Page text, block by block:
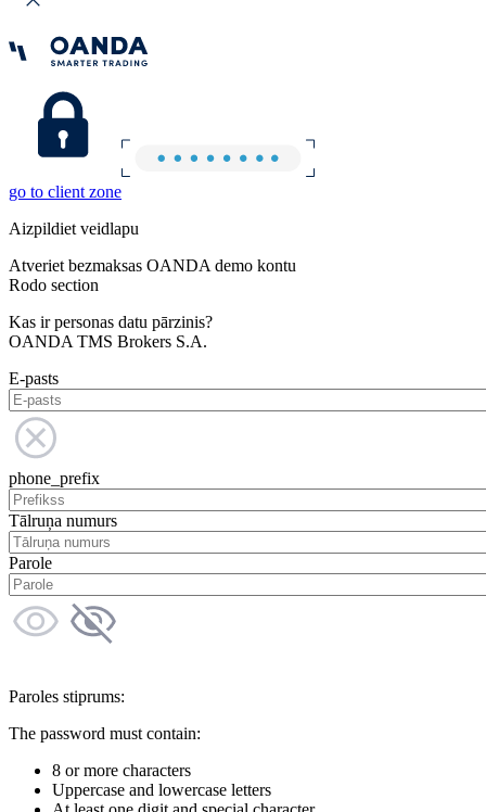
go to client zone
Aizpildiet veidlapu
Atveriet bezmaksas OANDA demo kontu
Rodo section
Kas ir personas datu pārzinis?
OANDA TMS Brokers S.A.
E-pasts
phone_prefix
Tālruņa numurs
Parole
Paroles stiprums:
The password must contain:
8 or more characters
Uppercase and lowercase letters